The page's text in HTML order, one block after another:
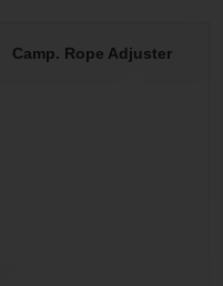
Camp. Rope Adjuster